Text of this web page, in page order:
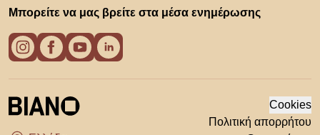
Μπορείτε να μας βρείτε στα μέσα ενημέρωσης
Cookies
Πολιτική απορρήτου